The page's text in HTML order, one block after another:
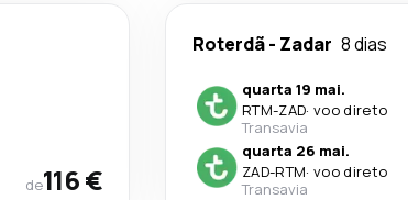
de116 €
Roterdã- Zadar 8 dias
quarta 19 mai.
RTM-ZAD· voo direto
Transavia
quarta 26 mai.
ZAD-RTM· voo direto
Transavia